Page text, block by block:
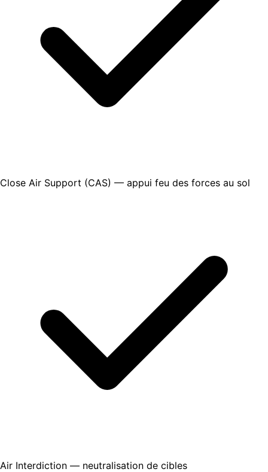
Close Air Support (CAS) — appui feu des forces au sol
Air Interdiction — neutralisation de cibles